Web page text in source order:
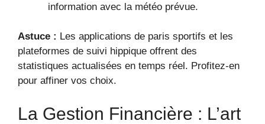
information avec la météo prévue.
Astuce : Les applications de paris sportifs et les
plateformes de suivi hippique offrent des
statistiques actualisées en temps réel. Profitez-en
pour affiner vos choix.
La Gestion Financière : L’art